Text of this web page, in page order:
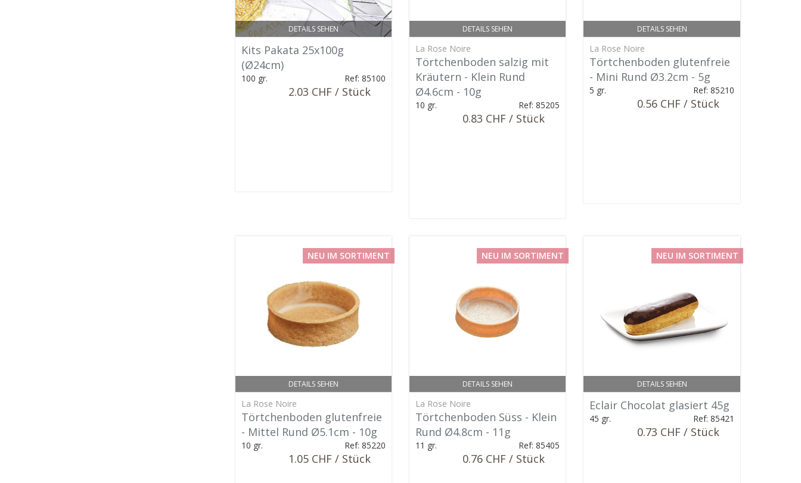
DETAILS SEHEN
Kits Pakata 25x100g
(Ø24cm)
100 gr. Ref: 85100
2.03 CHF / Stück
DETAILS SEHEN
La Rose Noire
Törtchenboden salzig mit
Kräutern - Klein Rund
Ø4.6cm - 10g
10 gr. Ref: 85205
0.83 CHF / Stück
DETAILS SEHEN
La Rose Noire
Törtchenboden glutenfreie
- Mini Rund Ø3.2cm - 5g
5 gr. Ref: 85210
0.56 CHF / Stück
DETAILS SEHEN
NEU IM SORTIMENT
La Rose Noire
Törtchenboden glutenfreie
- Mittel Rund Ø5.1cm - 10g
10 gr. Ref: 85220
1.05 CHF / Stück
DETAILS SEHEN
NEU IM SORTIMENT
La Rose Noire
Törtchenboden Süss - Klein
Rund Ø4.8cm - 11g
11 gr. Ref: 85405
0.76 CHF / Stück
DETAILS SEHEN
NEU IM SORTIMENT
Eclair Chocolat glasiert 45g
45 gr. Ref: 85421
0.73 CHF / Stück